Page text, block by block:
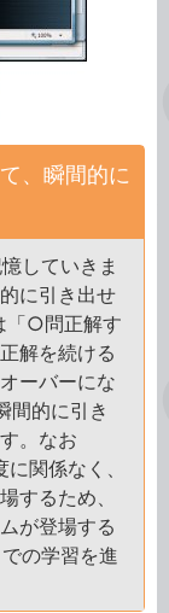
、瞬間的に
していきま
に引き出せ
「○問正解す
解を続ける
ーバーにな
間的に引き
。なお
関係なく、
するため、
が登場する
の学習を進